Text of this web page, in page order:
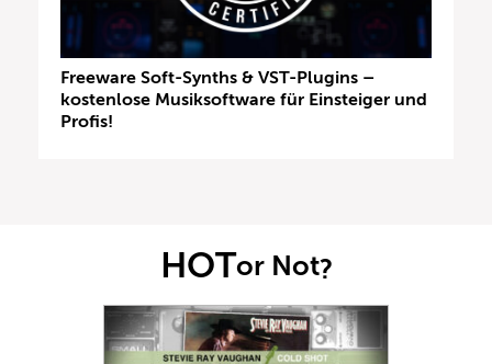
Freeware Soft-Synths & VST-Plugins –
kostenlose Musiksoftware für Einsteiger und
Profis!
HOTor Not?